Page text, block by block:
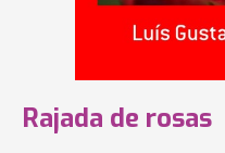
Rajada de rosas